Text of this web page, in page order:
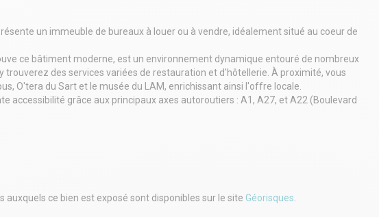
présente un immeuble de bureaux à louer ou à vendre, idéalement situé au coeur de
ce bâtiment moderne, est un environnement dynamique entouré de nombreux
trouverez des services variées de restauration et d'hôtellerie. À proximité, vous
O'tera du Sart et le musée du LAM, enrichissant ainsi l'offre locale.
accessibilité grâce aux principaux axes autoroutiers : A1, A27, et A22 (Boulevard
dont un vaste parking pour le stationnement et de généreux espaces
une division facile des espaces en fonction de vos besoins spécifiques.
est immédiate, vous permettant de vous installer rapidement dans cet espace
auxquels ce bien est exposé sont disponibles sur le site Géorisques